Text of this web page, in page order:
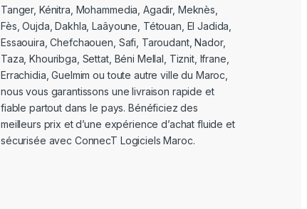
Tanger, Kénitra, Mohammedia, Agadir, Meknès,
Fès, Oujda, Dakhla, Laâyoune, Tétouan, El Jadida,
Essaouira, Chefchaouen, Safi, Taroudant, Nador,
Taza, Khouribga, Settat, Béni Mellal, Tiznit, Ifrane,
Errachidia, Guelmim ou toute autre ville du Maroc,
nous vous garantissons une livraison rapide et
fiable partout dans le pays. Bénéficiez des
meilleurs prix et d’une expérience d’achat fluide et
sécurisée avec ConnecT Logiciels Maroc.